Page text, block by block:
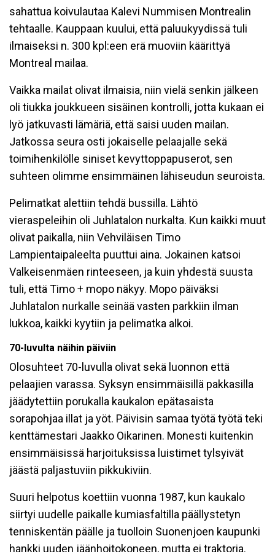
sahattua koivulautaa Kalevi Nummisen Montrealin
tehtaalle. Kauppaan kuului, että paluukyydissä tuli
ilmaiseksi n. 300 kpl:een erä muoviin käärittyä
Montreal mailaa.
Vaikka mailat olivat ilmaisia, niin vielä senkin jälkeen
oli tiukka joukkueen sisäinen kontrolli, jotta kukaan ei
lyö jatkuvasti lämäriä, että saisi uuden mailan.
Jatkossa seura osti jokaiselle pelaajalle sekä
toimihenkilölle siniset kevyttoppapuserot, sen
suhteen olimme ensimmäinen lähiseudun seuroista.
Pelimatkat alettiin tehdä bussilla. Lähtö
vieraspeleihin oli Juhlatalon nurkalta. Kun kaikki muut
olivat paikalla, niin Vehviläisen Timo
Lampientaipaleelta puuttui aina. Jokainen katsoi
Valkeisenmäen rinteeseen, ja kuin yhdestä suusta
tuli, että Timo + mopo näkyy. Mopo päiväksi
Juhlatalon nurkalle seinää vasten parkkiin ilman
lukkoa, kaikki kyytiin ja pelimatka alkoi.
70-luvulta näihin päiviin
Olosuhteet 70-luvulla olivat sekä luonnon että
pelaajien varassa. Syksyn ensimmäisillä pakkasilla
jäädytettiin porukalla kaukalon epätasaista
sorapohjaa illat ja yöt. Päivisin samaa työtä työtä teki
kenttämestari Jaakko Oikarinen. Monesti kuitenkin
ensimmäisissä harjoituksissa luistimet tylsyivät
jäästä paljastuviin pikkukiviin.
Suuri helpotus koettiin vuonna 1987, kun kaukalo
siirtyi uudelle paikalle kumiasfaltilla päällystetyn
tenniskentän päälle ja tuolloin Suonenjoen kaupunki
hankki uuden jäänhoitokoneen, mutta ei traktoria.